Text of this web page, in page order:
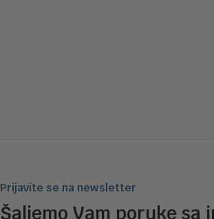
Prijavite se na newsletter
Šaljemo Vam poruke sa